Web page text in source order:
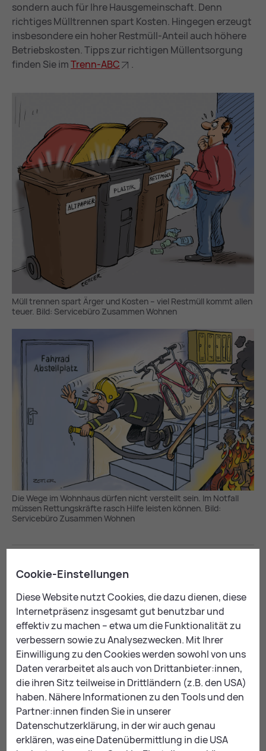
sondern auch für Ihre Hausgemeinschaft. Denn
richtiges Mülltrennen spart Kosten. Hingegen erzeugt
insbesondere ein hoher Restmüll-Anteil auch höhere
Betriebskosten. Tipps zur richtigen Müllentsorgung
finden Sie imTrenn-ABC .
Müll trennen spart Ärger und Kosten – viel Restmüll kommt allen
teuer. Bild: Servicebüro Zusammen Wohnen
Die Wege im Wohnhaus dürfen nicht verstellt sein. Im Notfall
müssen Rettungskräfte rasch Hilfe leisten können. Bild:
Servicebüro Zusammen Wohnen
Tier­hal­tung & Hy­gie­ne
Re­geln für Hun­de­hal­te­rIn­nen
Hundehaltung in Leoben bringt einige Pflichten mit
sich:
BesitzerInnen von Vierbeinern sind verpflichtet,
Hundekot wegzuräumen. Ansonsten droht eineOr­
gan­stra­fe.
Nutzen Sie die zahlreichenSa­ckerls­pen­der
ganz Leoben zu finden sind.
Auf der Hun­de­wie­sein Lerchenfeld können sich die
Cookie-Einstellungen
Diese Website nutzt Cookies, die dazu dienen, diese
Internetpräsenz insgesamt gut benutzbar und
effektiv zu machen – etwa um die Funktionalität zu
verbessern sowie zu Analysezwecken. Mit Ihrer
Einwilligung zu den Cookies werden sowohl von uns
Daten verarbeitet als auch von Drittanbieter:innen,
die ihren Sitz teilweise in Drittländern (z.B. den USA)
haben. Nähere Informationen zu den Tools und den
Partner:innen finden Sie in unserer
Datenschutzerklärung, in der wir auch genau
erklären, was eine Datenübermittlung in die USA